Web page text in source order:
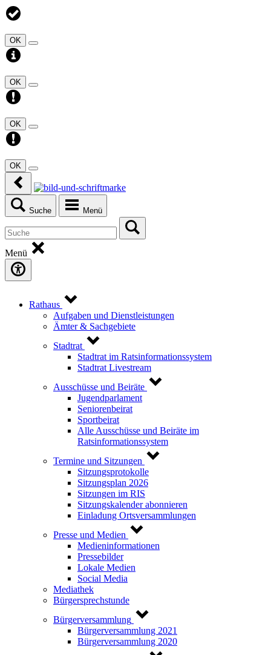
OK
OK
OK
OK
Suche Menü
Menü
Rathaus
Aufgaben und Dienstleistungen
Ämter & Sachgebiete
Stadtrat
Stadtrat im Ratsinformationssystem
Stadtrat Livestream
Ausschüsse und Beiräte
Jugendparlament
Seniorenbeirat
Sportbeirat
Alle Ausschüsse und Beiräte im
Ratsinformationssystem
Termine und Sitzungen
Sitzungsprotokolle
Sitzungsplan 2026
Sitzungen im RIS
Sitzungskalender abonnieren
Einladung Ortsversammlungen
Presse und Medien
Medieninformationen
Pressebilder
Lokale Medien
Social Media
Mediathek
Bürgersprechstunde
Bürgerversammlung
Bürgerversammlung 2021
Bürgerversammlung 2020